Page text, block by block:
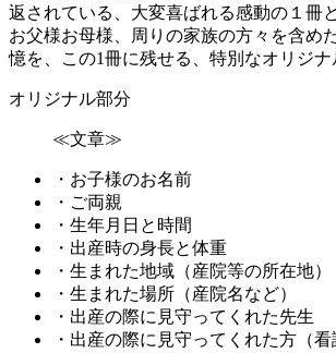
返されている、大変喜ばれる感動の１冊
お父様お母様、周りの家族の方々を含め
憶を、この1冊に残せる、特別なオリジナ
オリジナル部分
≪文章≫
・お子様のお名前
・ご両親
・生年月日と時間
・出産時の身長と体重
・生まれた地域（産院等の所在地）
・生まれた場所（産院名など）
・出産の際に見守ってくれた先生
・出産の際に見守ってくれた方（